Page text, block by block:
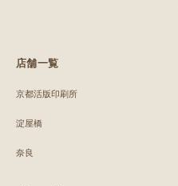
店舗一覧
京都活版印刷所
淀屋橋
奈良